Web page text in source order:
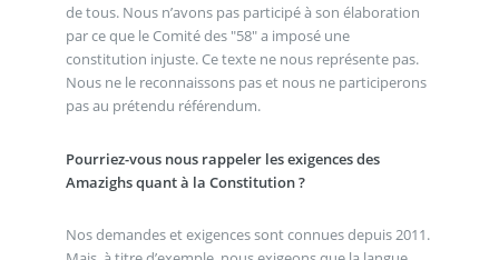
de tous. Nous n’avons pas participé à son élaboration
par ce que le Comité des "58" a imposé une
constitution injuste. Ce texte ne nous représente pas.
Nous ne le reconnaissons pas et nous ne participerons
pas au prétendu référendum.
Pourriez-vous nous rappeler les exigences des
Amazighs quant à la Constitution ?
Nos demandes et exigences sont connues depuis 2011.